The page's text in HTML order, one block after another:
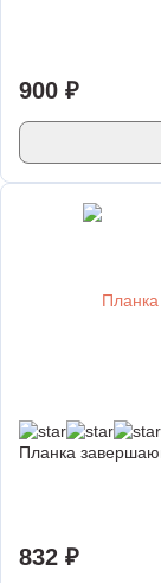
900 ₽
Планка
832 ₽